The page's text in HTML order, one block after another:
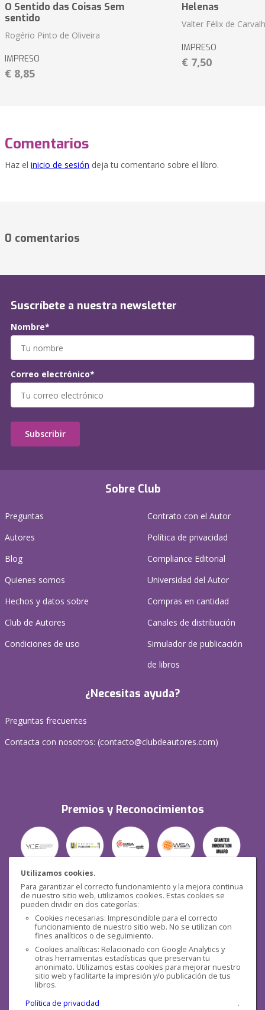
Utilizamos cookies.
Para garantizar el correcto funcionamiento y la mejora continua
de nuestro sitio web, utilizamos cookies. Estas cookies se
pueden dividir en dos categorías:
Cookies necesarias: Imprescindible para el correcto
funcionamiento de nuestro sitio web. No se utilizan con
fines analíticos o de seguimiento.
Cookies analíticas: Relacionado con Google Analytics y
otras herramientas estadísticas que preservan tu
anonimato. Utilizamos estas cookies para mejorar nuestro
sitio web y facilitarte la impresión y/o publicación de tus
libros.
Política de privacidad
.
O Sentido das Coisas Sem
sentido
Rogério Pinto de Oliveira
IMPRESO
€ 8,85
Helenas
Valter Félix de
IMPRESO
€ 7,50
Comentarios
Haz el inicio de sesión deja tu comentario sobre el libro.
0 comentarios
Sobre Club
Preguntas
Autores
Blog
Quienes somos
Hechos y datos sobre
Club de Autores
Condiciones de uso
Contrato con el Autor
Política de privacidad
Compliance Editorial
Universidad del Autor
Compras en cantidad
Canales de distribución
Simulador de publicación
de libros
¿Necesitas ayuda?
Preguntas frecuentes
Contacta con nosotros: (contacto@clubdeautores.com)
Premios y Reconocimientos
Seguridad
Redes sociales
Suscríbete a nuestra newsletter
Nombre*
Correo electrónico*
Subscribir